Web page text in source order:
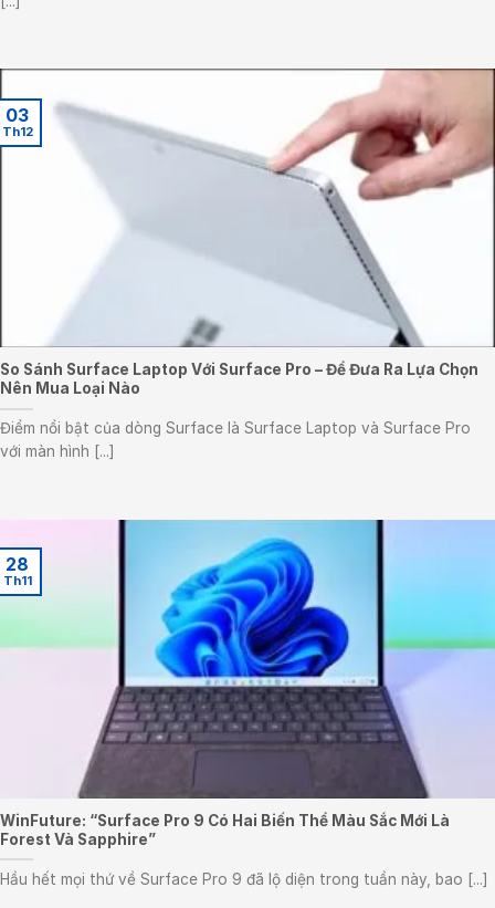
So Sánh Surface Laptop Với Surface Pro – Để Đưa Ra Lựa Chọn
Nên Mua Loại Nào
Điểm nổi bật của dòng Surface là Surface Laptop và Surface Pro
với màn hình [...]
03
Th12
WinFuture: “Surface Pro 9 Có Hai Biến Thể Màu Sắc Mới Là
Forest Và Sapphire”
Hầu hết mọi thứ về Surface Pro 9 đã lộ diện trong tuần này, bao [...]
28
Th11